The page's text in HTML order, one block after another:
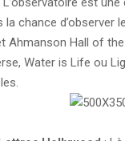
la chance d’observer
Ahmanson Hall of
Water is Life ou